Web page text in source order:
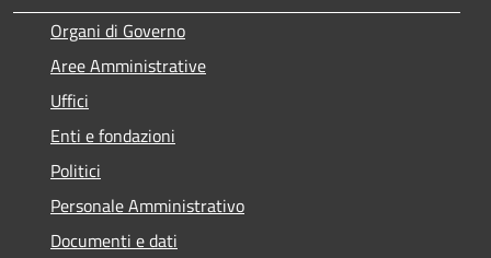
Organi di Governo
Aree Amministrative
Uffici
Enti e fondazioni
Politici
Personale Amministrativo
Documenti e dati